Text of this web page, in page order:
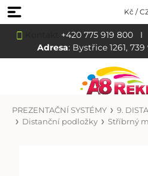
Kč /
+420 775 919 800I
Adresa: Bystřice 1261,
PREZENTAČNÍ SYSTÉMY
9.
Distanční podložky
Stříbrný